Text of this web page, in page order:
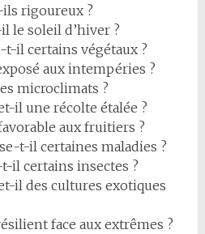
rigoureux ?
le soleil d’hiver ?
il certains végétaux ?
aux intempéries ?
microclimats ?
il une récolte étalée ?
aux fruitiers ?
t-il certaines maladies ?
il certains insectes ?
il des cultures exotiques
face aux extrêmes ?